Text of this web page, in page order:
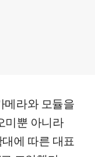
메라와 모듈을
미뿐 아니라
에 따른 대표